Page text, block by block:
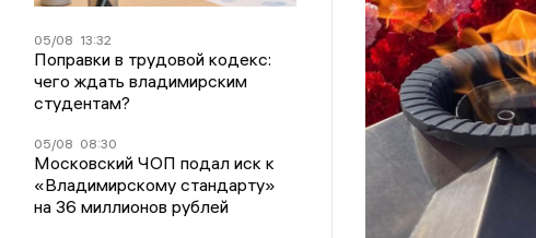
05/08 13:32
Поправки в трудовой кодекс:
чего ждать владимирским
студентам?
05/08 08:30
Московский ЧОП подал иск к
«Владимирскому стандарту»
на 36 миллионов рублей